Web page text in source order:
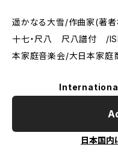
遥かなる大雪/作曲家(著者
十七・尺八 尺八譜付 /
本家庭音楽会/大日本家庭
日本国内